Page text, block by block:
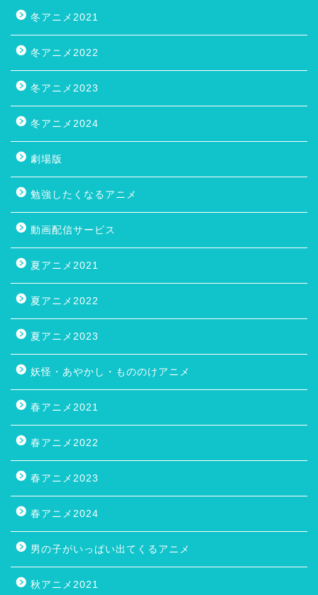
冬アニメ2021
冬アニメ2022
冬アニメ2023
冬アニメ2024
劇場版
勉強したくなるアニメ
動画配信サービス
夏アニメ2021
夏アニメ2022
夏アニメ2023
妖怪・あやかし・もののけアニメ
春アニメ2021
春アニメ2022
春アニメ2023
春アニメ2024
男の子がいっぱい出てくるアニメ
秋アニメ2021